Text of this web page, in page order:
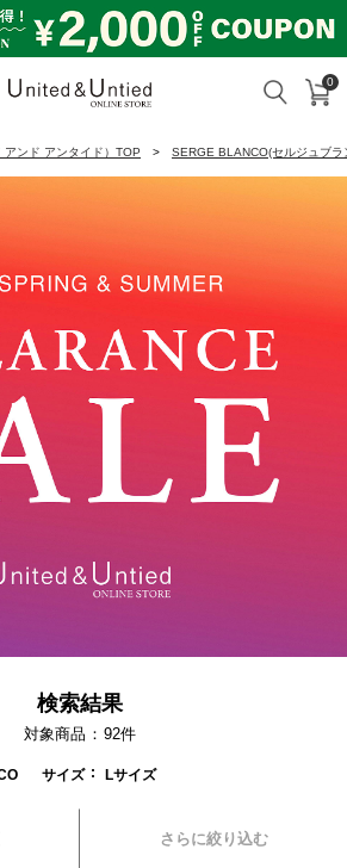
検索 カ
0
ンド アンタイド）TOP SERGE BLANCO(セルジュブ
検索結果
対象商品 92件
サイズ Lサイズ
さらに絞り込む